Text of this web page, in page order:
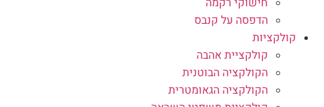
הדפסה על קנבס
קולקציות
קולקציית אהבה
הקולקציה הבוטנית
הקולקציה הגאומטרית